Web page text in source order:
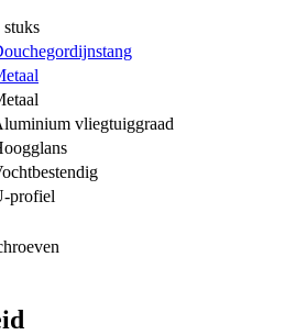
stuks
vliegtuiggraad
profiel